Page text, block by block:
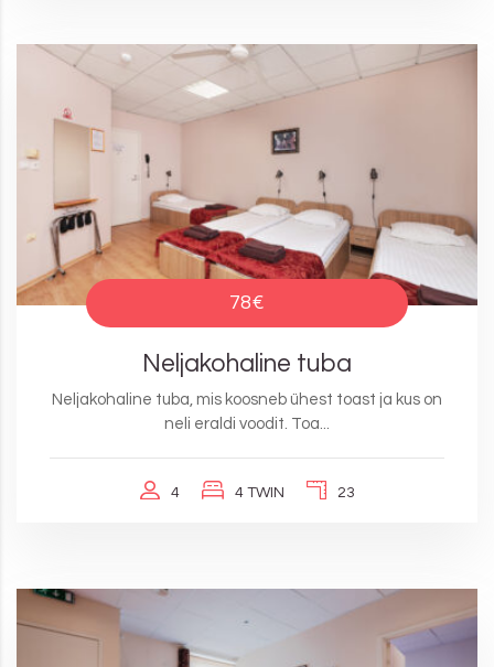
78€
Neljakohaline tuba
Neljakohaline tuba, mis koosneb ühest toast ja kus on
neli eraldi voodit. Toa...
4 4 TWIN 23